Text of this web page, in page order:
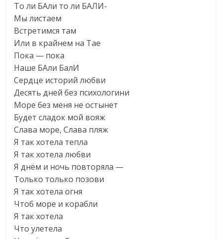
То ли БАли то ли БАЛИ-
Мы листаем
Встретимся там
Или в крайнем на Тае
Пока — пока
Наше БАли БалИ
Сердце историй любви
Десять дней без психологини
Море без меня не остынет
Будет сладок мой вояж
Слава море, Слава пляж
Я так хотела тепла
Я так хотела любви
Я днём и ночь повторяла —
Только только позови
Я так хотела огня
Чтоб море и корабли
Я так хотела
Что улетела